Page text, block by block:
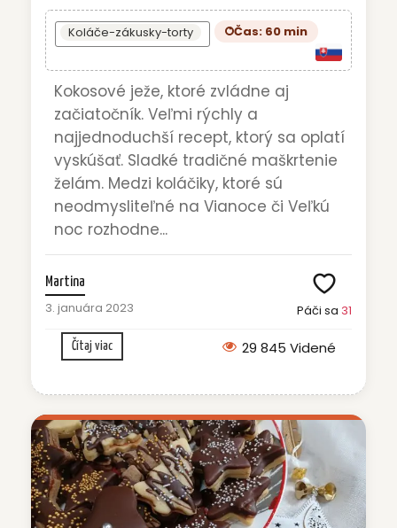
Čas: 60 min
Koláče-zákusky-torty
Kokosové ježe, ktoré zvládne aj
začiatočník. Veľmi rýchly a
najjednoduchší recept, ktorý sa oplatí
vyskúšať. Sladké tradičné maškrtenie
želám. Medzi koláčiky, ktoré sú
neodmysliteľné na Vianoce či Veľkú
noc rozhodne...
Martina
3. januára 2023 Páči sa 31
Čítaj viac 29 845 Videné